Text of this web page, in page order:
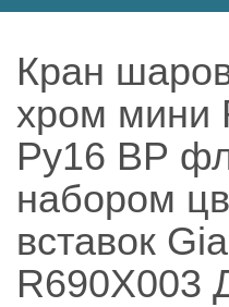
Кран
хром мини
Ру16 ВР
набором
вставок
R690X003